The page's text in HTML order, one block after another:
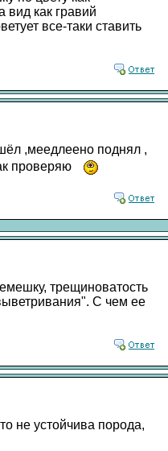
вид как гравий
все-таки ставить
,меедлеено поднял ,
проверяю
трещиноватость
С чем ее
не устойчива порода,